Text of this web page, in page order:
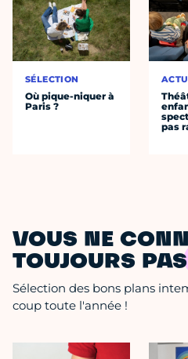
SÉLECTION
Où pique-niquer à
Paris ?
pas
VOUS NE
TOUJOURS
Sélection des bons plans
coup toute l'année !